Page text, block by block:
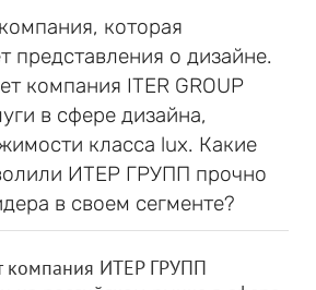
которая
представления о дизайне.
компания ITER GROUP
в сфере дизайна,
класса lux. Какие
ИТЕР ГРУПП прочно
в своем сегменте?
компания ИТЕР ГРУПП